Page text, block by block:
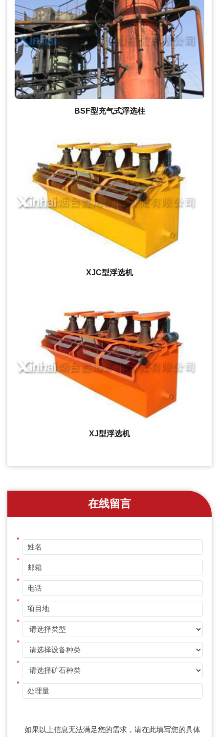
BSF型充气式浮选柱
XJC型浮选机
XJ型浮选机
在线留言
*
*
*
*
*
*
*
*
如果以上信息无法满足您的需求，请在此填写您的具体